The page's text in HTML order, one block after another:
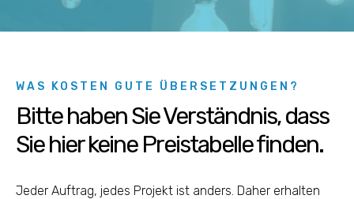
WAS KOSTEN GUTE ÜBERSETZUNGEN?
Bitte haben Sie Verständnis, dass
Sie hier keine Preistabelle finden.
Jeder Auftrag, jedes Projekt ist anders. Daher erhalten